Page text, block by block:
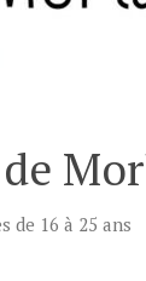
de 16 à 25 ans